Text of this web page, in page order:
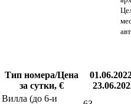
Тип номера/Цена
за сутки, €
Вилла (до 6-и